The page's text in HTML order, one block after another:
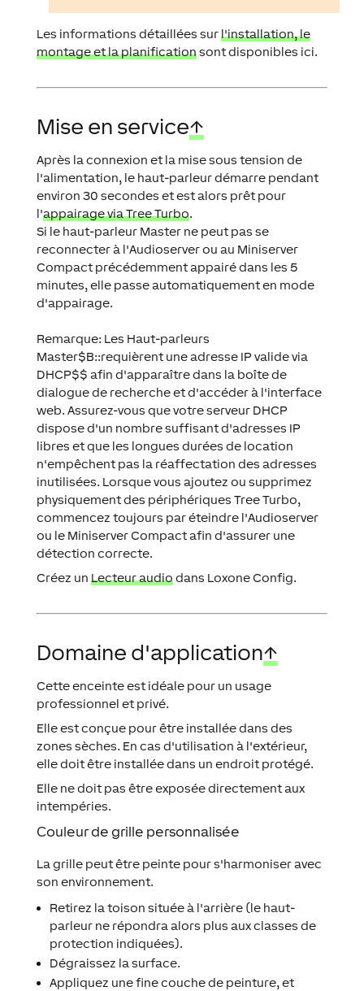
Les informations détaillées surl'installation, le
montage et la planificationsont disponibles ici.
Mise en service↑
Après la connexion et la mise sous tension de
l'alimentation, le haut-parleur démarre pendant
environ 30 secondes et est alors prêt pour
l'appairage via Tree Turbo.
Si le haut-parleur Master ne peut pas se
reconnecter à l'Audioserver ou au Miniserver
Compact précédemment appairé dans les 5
minutes, elle passe automatiquement en mode
d'appairage.
Remarque: Les Haut-parleurs
Master$B::requièrent une adresse IP valide via
DHCP$$ afin d'apparaître dans la boîte de
dialogue de recherche et d'accéder à l'interface
web. Assurez-vous que votre serveur DHCP
dispose d'un nombre suffisant d'adresses IP
libres et que les longues durées de location
n'empêchent pas la réaffectation des adresses
inutilisées. Lorsque vous ajoutez ou supprimez
physiquement des périphériques Tree Turbo,
commencez toujours par éteindre l'Audioserver
ou le Miniserver Compact afin d'assurer une
détection correcte.
Créez un Lecteur audiodans Loxone Config.
Domaine d'application↑
Cette enceinte est idéale pour un usage
professionnel et privé.
Elle est conçue pour être installée dans des
zones sèches. En cas d'utilisation à l'extérieur,
elle doit être installée dans un endroit protégé.
Elle ne doit pas être exposée directement aux
intempéries.
Couleur de grille personnalisée
La grille peut être peinte pour s'harmoniser avec
son environnement.
Retirez la toison située à l'arrière (le haut-
parleur ne répondra alors plus aux classes de
protection indiquées).
Dégraissez la surface.
Appliquez une fine couche de peinture, et